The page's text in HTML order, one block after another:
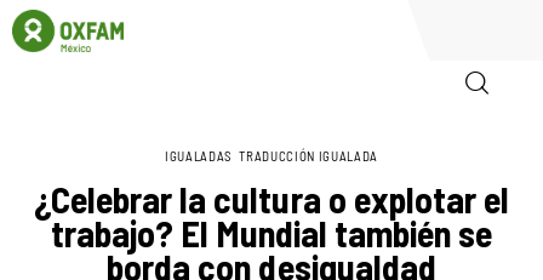
Quienes somos
IGUALADAS TRADUCCIÓN IGUALADA
¿Celebrar la cultura o explotar el
trabajo? El Mundial también se
borda con desigualdad